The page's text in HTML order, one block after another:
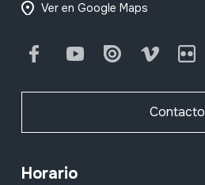
Ver en Google Maps
FacebookYoutube Issuu Vimeo
Contacto
Horario